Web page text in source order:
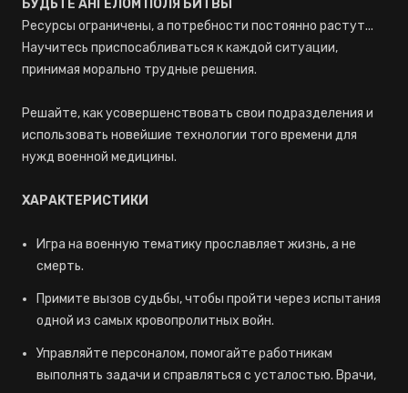
БУДЬТЕ АНГЕЛОМ ПОЛЯ БИТВЫ
Ресурсы ограничены, а потребности постоянно растут...
Научитесь приспосабливаться к каждой ситуации,
принимая морально трудные решения.
Решайте, как усовершенствовать свои подразделения и
использовать новейшие технологии того времени для
нужд военной медицины.
ХАРАКТЕРИСТИКИ
Игра на военную тематику прославляет жизнь, а не
смерть.
Примите вызов судьбы, чтобы пройти через испытания
одной из самых кровопролитных войн.
Управляйте персоналом, помогайте работникам
выполнять задачи и справляться с усталостью. Врачи,